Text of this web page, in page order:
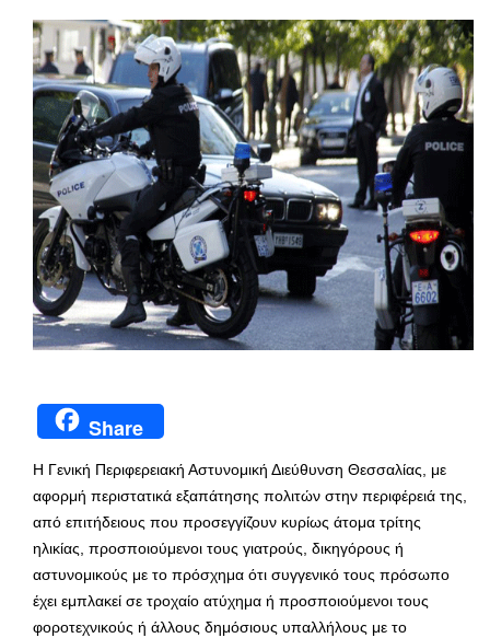
Share
Η Γενική Περιφερειακή Αστυνομική Διεύθυνση Θεσσαλίας, με
αφορμή περιστατικά εξαπάτησης πολιτών στην περιφέρειά της,
από επιτήδειους που προσεγγίζουν κυρίως άτομα τρίτης
ηλικίας, προσποιούμενοι τους γιατρούς, δικηγόρους ή
αστυνομικούς με το πρόσχημα ότι συγγενικό τους πρόσωπο
έχει εμπλακεί σε τροχαίο ατύχημα ή προσποιούμενοι τους
φοροτεχνικούς ή άλλους δημόσιους υπαλλήλους με το